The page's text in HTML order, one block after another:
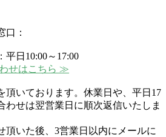
口：
平日10:00～17:00
せはこちら ≫
いております。休業日や、平日17
わせは翌営業日に順次返信いたしま
いた後、3営業日以内にメールに